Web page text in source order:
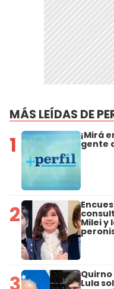
MÁS LEÍDAS DE
1 ¡Mirá
gente
2 Milei y
Lula